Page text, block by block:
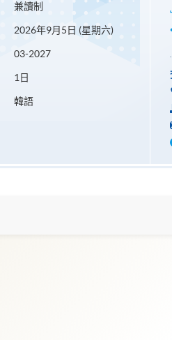
兼讀制
2026年9月5日 (星期六)
03-2027
1日
韓語